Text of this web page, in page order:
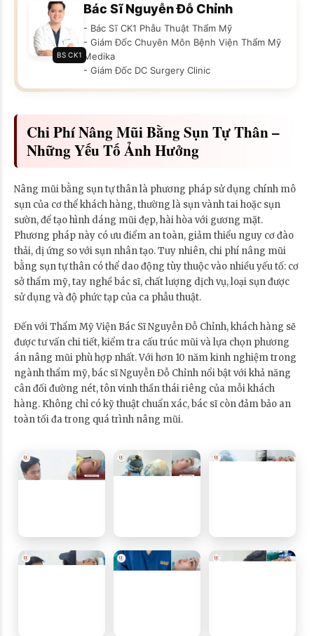
BS CK1
Bác Sĩ Nguyễn Đỗ Chỉnh
- Bác Sĩ CK1 Phẫu Thuật Thẩm Mỹ
- Giám Đốc Chuyên Môn Bệnh Viện Thẩm Mỹ
Medika
- Giám Đốc DC Surgery Clinic
Chi Phí Nâng Mũi Bằng Sụn Tự Thân –
Những Yếu Tố Ảnh Hưởng
Nâng mũi bằng sụn tự thân là phương pháp sử dụng chính mô
sụn của cơ thể khách hàng, thường là sụn vành tai hoặc sụn
sườn, để tạo hình dáng mũi đẹp, hài hòa với gương mặt.
Phương pháp này có ưu điểm an toàn, giảm thiểu nguy cơ đào
thải, dị ứng so với sụn nhân tạo. Tuy nhiên, chi phí nâng mũi
bằng sụn tự thân có thể dao động tùy thuộc vào nhiều yếu tố: cơ
sở thẩm mỹ, tay nghề bác sĩ, chất lượng dịch vụ, loại sụn được
sử dụng và độ phức tạp của ca phẫu thuật.
Đến với Thẩm Mỹ Viện Bác Sĩ Nguyễn Đỗ Chỉnh, khách hàng sẽ
được tư vấn chi tiết, kiểm tra cấu trúc mũi và lựa chọn phương
án nâng mũi phù hợp nhất. Với hơn 10 năm kinh nghiệm trong
ngành thẩm mỹ, bác sĩ Nguyễn Đỗ Chỉnh nổi bật với khả năng
cân đối đường nét, tôn vinh thần thái riêng của mỗi khách
hàng. Không chỉ có kỹ thuật chuẩn xác, bác sĩ còn đảm bảo an
toàn tối đa trong quá trình nâng mũi.